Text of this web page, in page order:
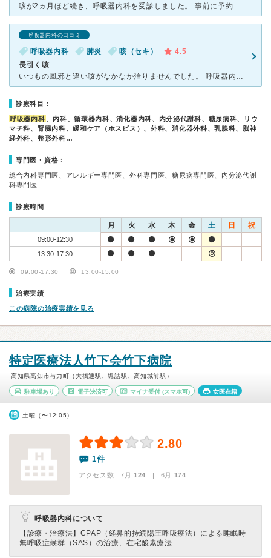
咳が2ヵ月ほど続き、呼吸器内科を受診しました。 事前に予約ができたことより、待ち時間もほとんどなく、スムーズに診察を受けることができました。 当初は風邪の症状があったので、咳だけが抜けてい
呼吸器内科の口コミ
呼吸器内科 肺炎 咳（セキ）
4.5
長引く咳
いつもの風邪と違い咳がなかなか治りませんでした。 呼吸器内科がある病院を探していましたら 咳外来があることを知り受診。 ぜんそくの検査や血液検査をした結果 肺炎になっていました。 普通の
診療科目：
呼吸器内科 、内科、循環器内科、消化器内科、内分泌代謝科、糖尿病科、リウ
マチ科、腎臓内科、緩和ケア（ホスピス）、外科、消化器外科、乳腺科、脳神
経外科、整形外科…
専門医・資格：
総合内科専門医、アレルギー専門医、外科専門医、糖尿病専門医、内分泌代謝
科専門医…
診療時間
月 火 水 木 金 土 日 祝
09:00-12:30
13:30-17:30
09:00-17:30 13:00-15:00
治療実績
この病院の治療実績を見る
特定医療法人竹下会竹下病院
高知県高知市与力町（大橋通駅、堀詰駅、高知城前駅）
駐車場あり 電子決済可 マイナ受付 (スマホ可) 女医在籍
土曜（〜12:05）
2.80
1件
アクセス数 7月:124 | 6月:174
呼吸器内科について
【診療・治療法】 CPAP（経鼻的持続陽圧呼吸療法）による睡眠時
無呼吸症候群（SAS）の治療、在宅酸素療法